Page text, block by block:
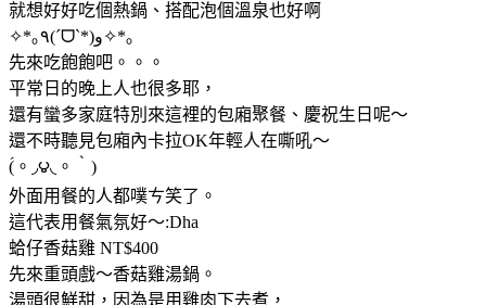
就想好好吃個熱鍋、搭配泡個溫泉也好啊
✧*｡٩(ˊᗜˋ*)و✧*｡
先來吃飽飽吧。。。
平常日的晚上人也很多耶，
還有蠻多家庭特別來這裡的包廂聚餐、慶祝生日呢～
還不時聽見包廂內卡拉OK年輕人在嘶吼～
(́。◞౪◟。‵)
外面用餐的人都噗ㄘ笑了。
這代表用餐氣氛好～:Dha
蛤仔香菇雞 NT$400
先來重頭戲～香菇雞湯鍋。
湯頭很鮮甜，因為是用雞肉下去煮，